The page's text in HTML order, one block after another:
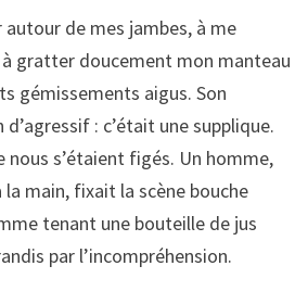
autour de mes jambes, à me
à gratter doucement mon manteau
gémissements aigus. Son
: c’était une supplique.
nous s’étaient figés. Un homme,
la main, fixait la scène bouche
tenant une bouteille de jus
par l’incompréhension.